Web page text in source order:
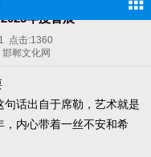
年度首展
点击:1360
郸文化网
话出自于席勒，艺术就是
内心带着一丝不安和希